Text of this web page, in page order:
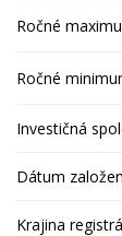
Ročné
Ročné
Investičná
Dátum
Krajina